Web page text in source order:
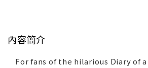
內容簡介
For fans of the hilarious Diary of